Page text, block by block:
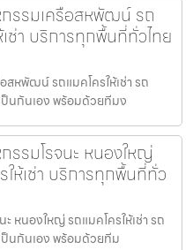
กรรมเครือสหพัฒน์ รถ
ช่า บริการทุกพื้นที่ทั่วไทย
สหพัฒน์ รถแมคโครให้เช่า รถ
ป็นกันเอง พร้อมด้วยทีมง
รรมโรจนะ หนองใหญ่
ให้เช่า บริการทุกพื้นที่ทั่ว
หนองใหญ่ รถแมคโครให้เช่า รถ
ป็นกันเอง พร้อมด้วยทีม